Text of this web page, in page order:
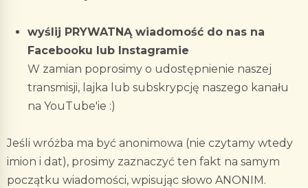
wyślij PRYWATNĄ wiadomość do nas na
Facebooku lub Instagramie
W zamian poprosimy o udostępnienie naszej
transmisji, lajka lub subskrypcję naszego kanału
na YouTube'ie :)
Jeśli wróżba ma być anonimowa (nie czytamy wtedy
imion i dat), prosimy zaznaczyć ten fakt na samym
początku wiadomości, wpisując słowo ANONIM.